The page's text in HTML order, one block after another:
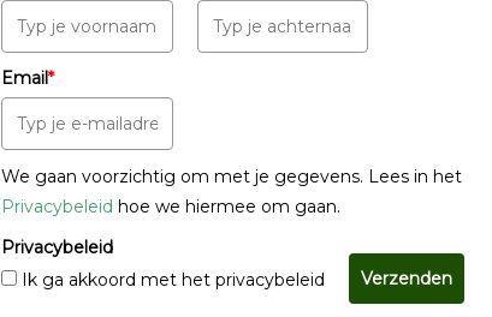
Email*
We gaan voorzichtig om met je gegevens. Lees in het
Privacybeleid hoe we hiermee om gaan.
Privacybeleid
Ik ga akkoord met het privacybeleid
Verzenden